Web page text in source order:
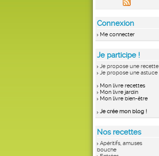
Connexion
Me connecter
Je participe !
Je propose une recette
Je propose une astuce
Mon livre recettes
Mon livre jardin
Mon livre bien-être
Je crée mon blog !
Nos recettes
Apéritifs, amuses
bouche